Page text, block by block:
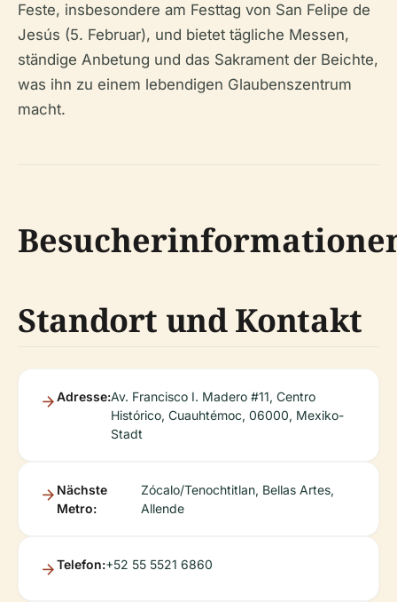
Feste, insbesondere am Festtag von San Felipe de
Jesús (5. Februar), und bietet tägliche Messen,
ständige Anbetung und das Sakrament der Beichte,
was ihn zu einem lebendigen Glaubenszentrum
macht.
Standort und Kontakt
Adresse:Av. Francisco I. Madero #11, Centro
Histórico, Cuauhtémoc, 06000, Mexiko-
Stadt
Nächste
Metro:
Zócalo/Tenochtitlan, Bellas Artes,
Allende
Telefon:+52 55 5521 6860